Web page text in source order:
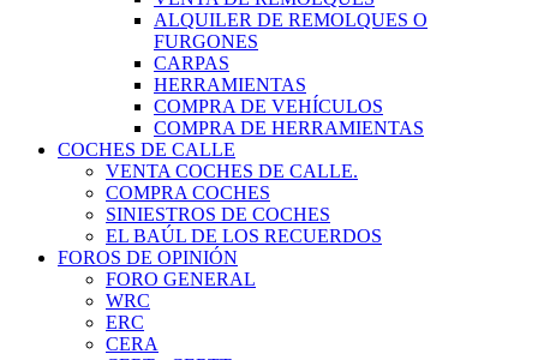
ALQUILER DE REMOLQUES O
FURGONES
CARPAS
HERRAMIENTAS
COMPRA DE VEHÍCULOS
COMPRA DE HERRAMIENTAS
COCHES DE CALLE
VENTA COCHES DE CALLE.
COMPRA COCHES
SINIESTROS DE COCHES
EL BAÚL DE LOS RECUERDOS
FOROS DE OPINIÓN
FORO GENERAL
WRC
ERC
CERA